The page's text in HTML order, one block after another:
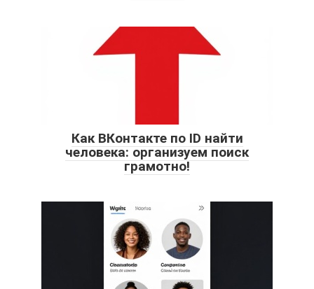
Как ВКонтакте по ID найти
человека: организуем поиск
грамотно!